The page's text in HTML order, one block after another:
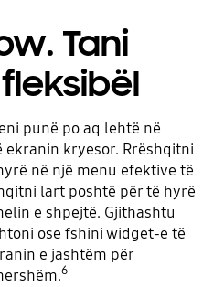
Tani
punë po aq lehtë në
ekranin kryesor. Rrëshqitni
në një menu efektive të
lart poshtë për të hyrë
e shpejtë. Gjithashtu
ose fshini widget-e të
e jashtëm për
6